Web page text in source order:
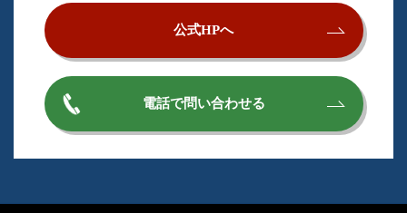
公式HPへ
電話で問い合わせる